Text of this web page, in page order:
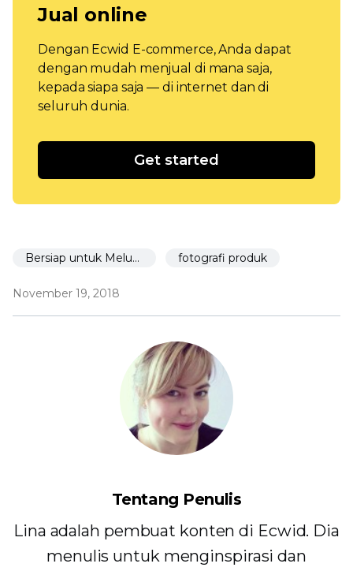
Jual online
Dengan Ecwid E-commerce, Anda dapat
dengan mudah menjual di mana saja,
kepada siapa saja — di internet dan di
seluruh dunia.
Get started
Bersiap untuk Meluncurkan fotografi produk
November 19, 2018
Tentang Penulis
Lina adalah pembuat konten di Ecwid. Dia
menulis untuk menginspirasi dan